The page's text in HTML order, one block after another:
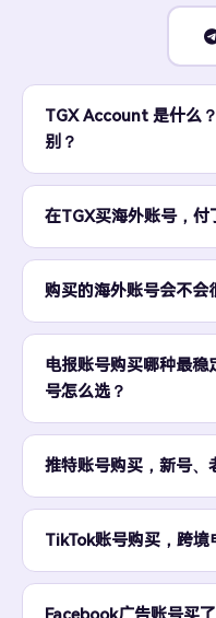
TGX Account 是什么
别？
在TGX买海外账号，付
购买的海外账号会不会
电报账号购买哪种最
号怎么选？
推特账号购买，新号、
TikTok账号购买，跨境